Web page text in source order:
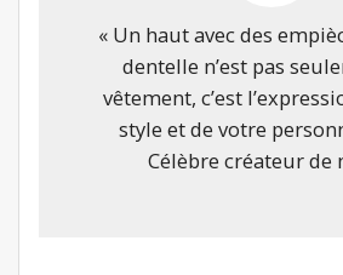
« Un haut avec des
dentelle n’est pas
vêtement, c’est
style et de votre
Célèbre créateur de